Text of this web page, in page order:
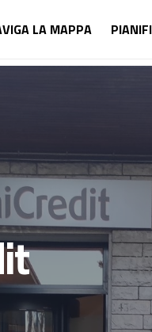
LA MAPPA